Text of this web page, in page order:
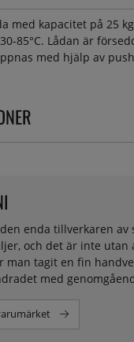
med kapacitet på 25
85°C. Lådan är
med hjälp av
enda tillverkaren av
och det är inte utan
man tagit en fin
med
mycket hänt när det
har på ett